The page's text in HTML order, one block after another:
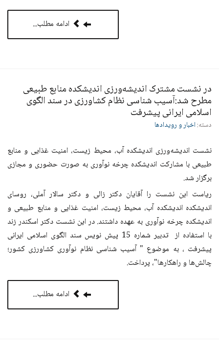
ادامه مطلب...
در نشست مشترک اندیشه‌ورزی اندیشکده منابع طبیعی
مطرح شد:آسیب شناسی نظام کشاورزی در سند الگوی
اسلامی ایرانی پیشرفت
دسته:اخبار و رویدادها
نشست اندیشه‌ورزی اندیشکده آب، محیط زیست، امنیت غذایی و منابع
طبیعی با مشارکت اندیشکده چرخه نوآوری به صورت حضوری و مجازی
برگزار شد.
ریاست این نشست را آقایان دکتر زالی و دکتر سالار آملی، روسای
اندیشکده اندیشکده آب، محیط زیست، امنیت غذایی و منابع طبیعی و
اندیشکده چرخه نوآوری به عهده داشتند. در این نشست دکتر اسکندر زند
با استفاده از تدبیر شماره 15 پیش نویس سند الگوی اسلامی ایرانی
پیشرفت ، به موضوع " آسیب شناسی نظام نوآوری کشاورزی کشور؛
چالش‌ها و راهکارها"، پرداخت.
ادامه مطلب...